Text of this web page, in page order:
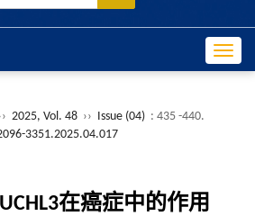
2025, Vol. 48 ›› Issue (04) : 435 -440.
3351.2025.04.017
在癌症中的作用